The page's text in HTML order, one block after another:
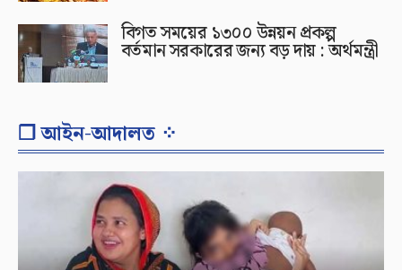
বিগত সময়ের ১৩০০ উন্নয়ন প্রকল্প
বর্তমান সরকারের জন্য বড় দায় : অর্থমন্ত্রী
❐ আইন-আদালত ⁘